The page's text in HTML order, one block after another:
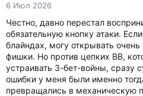
6 Июл 2026
Честно, давно перестал
обязательную кнопку атаки.
блайндах, могу открывать очень
фишки. Но против цепких BB,
устраивать 3-бет-войны, сразу
ошибки у меня были именно
превращались в механическую